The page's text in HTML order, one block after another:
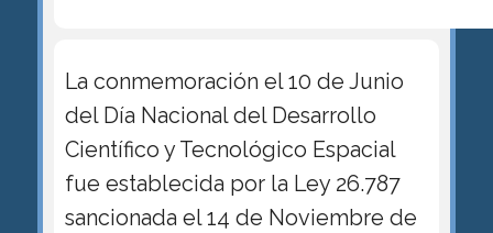
La conmemoración el 10 de Junio
del Día Nacional del Desarrollo
Científico y Tecnológico Espacial
fue establecida por la Ley 26.787
sancionada el 14 de Noviembre de